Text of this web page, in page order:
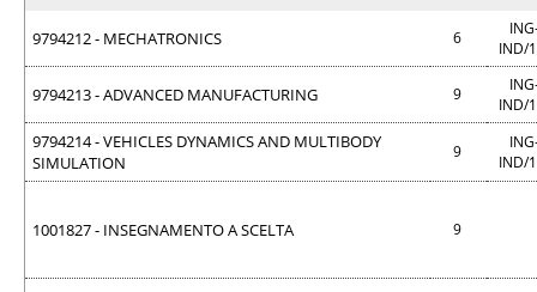
9794212 - MECHATRONICS 6
IND/
9794213 - ADVANCED MANUFACTURING 9
IND/
9794214 - VEHICLES DYNAMICS AND MULTIBODY
SIMULATION
9
IND/
1001827 - INSEGNAMENTO A SCELTA 9